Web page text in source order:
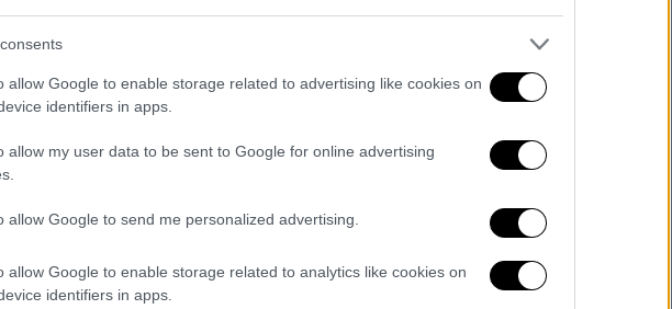
allow Google to enable storage related to advertising like cookies on
identifiers in apps.
allow my user data to be sent to Google for online advertising
allow Google to send me personalized advertising.
allow Google to enable storage related to analytics like cookies on
identifiers in apps.
που κατέληξαν στο
πλανήτη
–οι οποίοι είναι τόσο μεγάλοι που
ορόφων–, οι επιστήμονες βρήκαν έναν
στους οποίους περιλαμβάνονται τα
(συνενώσεις που έχουν τη μορφή
στον κόσμο.
σπηλαίου χάρη στο φως του ήλιου και
οικοσυστήματα της ζούγκλας με